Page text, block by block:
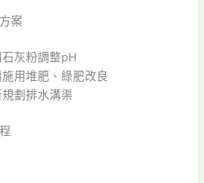
案
灰粉調整pH
用堆肥、綠肥改良
劃排水溝渠